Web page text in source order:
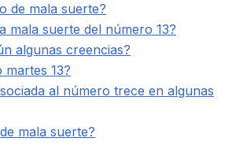
de mala suerte?
mala suerte del número 13?
algunas creencias?
martes 13?
al número trece en algunas
mala suerte?